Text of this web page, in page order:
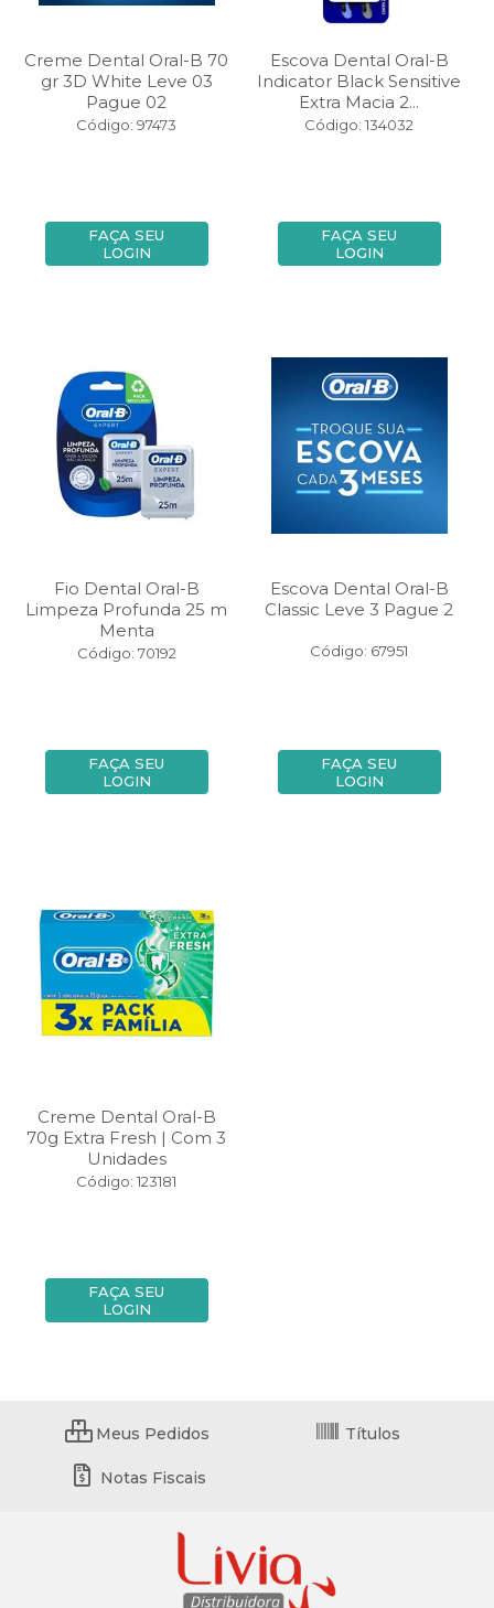
Creme Dental Oral-B 70
gr 3D White Leve 03
Pague 02
Código: 97473
FAÇA SEU
LOGIN
Escova Dental Oral-B
Indicator Black Sensitive
Extra Macia 2...
Código: 134032
FAÇA SEU
LOGIN
Fio Dental Oral-B
Limpeza Profunda 25 m
Menta
Código: 70192
FAÇA SEU
LOGIN
Escova Dental Oral-B
Classic Leve 3 Pague 2
Código: 67951
FAÇA SEU
LOGIN
Creme Dental Oral-B
70g Extra Fresh | Com 3
Unidades
Código: 123181
FAÇA SEU
LOGIN
Meus Pedidos Títulos
Notas Fiscais